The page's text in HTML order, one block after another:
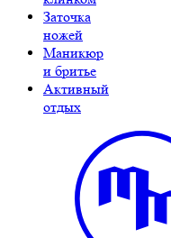
Заточка
ножей
Маникюр
и бритье
Активный
отдых